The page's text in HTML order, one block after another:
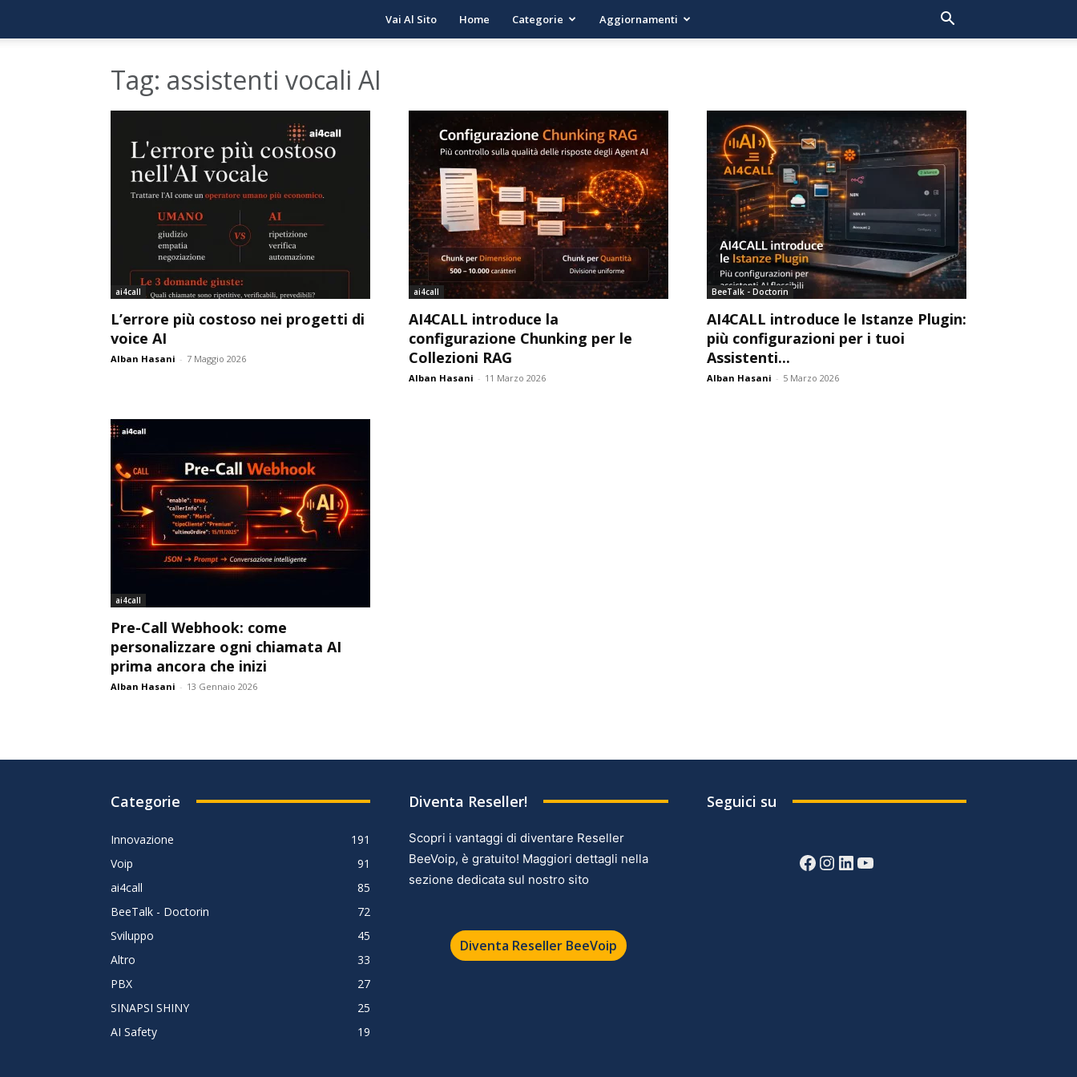
Vai Al Sito Home Categorie Aggiornamenti
Tag: assistenti vocali AI
ai4call
L’errore più costoso nei progetti di
voice AI
Alban Hasani - 7 Maggio 2026
ai4call
AI4CALL introduce la
configurazione Chunking per le
Collezioni RAG
Alban Hasani - 11 Marzo 2026
BeeTalk - Doctorin
AI4CALL introduce le Istanze Plugin:
più configurazioni per i tuoi
Assistenti...
Alban Hasani - 5 Marzo 2026
ai4call
Pre-Call Webhook: come
personalizzare ogni chiamata AI
prima ancora che inizi
Alban Hasani - 13 Gennaio 2026
Categorie
Innovazione
191
Voip
91
ai4call
85
BeeTalk - Doctorin
72
Sviluppo
45
Altro
33
PBX
27
SINAPSI SHINY
25
AI Safety
19
Diventa Reseller!
Scopri i vantaggi di diventare Reseller
BeeVoip, è gratuito! Maggiori dettagli nella
sezione dedicata sul nostro sito
Diventa Reseller BeeVoip
Seguici su
Facebook
Instagram
LinkedIn
YouTube